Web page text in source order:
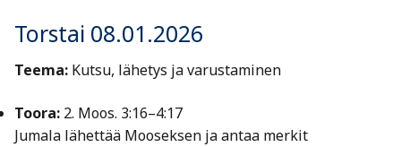
Torstai 08.01.2026
Teema: Kutsu, lähetys ja varustaminen
Toora: 2. Moos. 3:16–4:17
Jumala lähettää Mooseksen ja antaa merkit